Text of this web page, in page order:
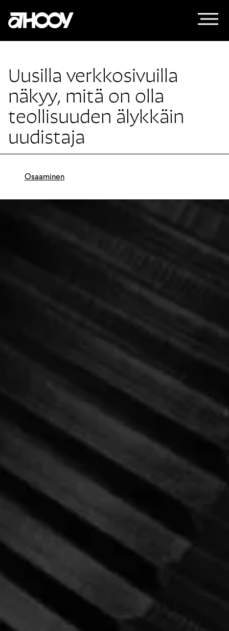
Uusilla verkkosivuilla
näkyy, mitä on olla
teollisuuden älykkäin
uudistaja
Osaaminen